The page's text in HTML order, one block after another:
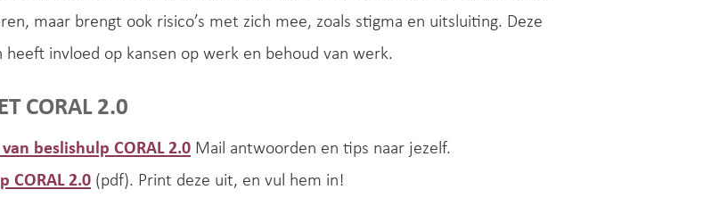
maar brengt ook risico’s met zich mee, zoals stigma en uitsluiting. Deze
heeft invloed op kansen op werk en behoud van werk.
CORAL 2.0
beslishulp CORAL 2.0 Mail antwoorden en tips naar jezelf.
CORAL 2.0 (pdf). Print deze uit, en vul hem in!